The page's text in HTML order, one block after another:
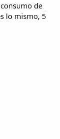
de
lo mismo, 5